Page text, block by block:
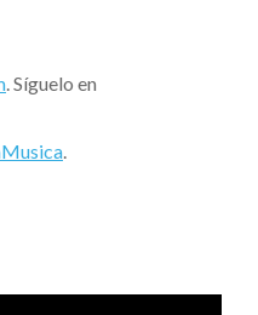
. Síguelo en
.